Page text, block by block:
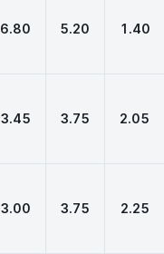
6.80 5.20 1.40
3.45 3.75 2.05
3.00 3.75 2.25